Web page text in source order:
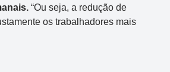
“Ou seja, a redução de
os trabalhadores mais